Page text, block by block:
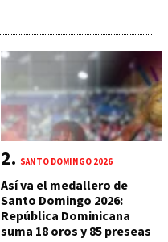
SANTO DOMINGO 2026
Así va el medallero de
Santo Domingo 2026:
República Dominicana
suma 18 oros y 85 preseas